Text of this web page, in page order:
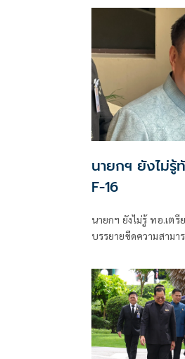
-จัดการคุณภาพน้ำ -เท
นายกฯ ยังไม่
F-16
นายกฯ ยังไม่รู้ ทอ.เต
บรรยายขีดความสาม